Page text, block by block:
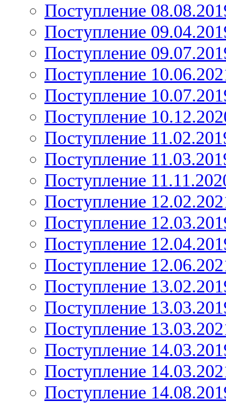
Поступление
Поступление
Поступление
Поступление
Поступление
Поступление
Поступление
Поступление
Поступление
Поступление
Поступление
Поступление
Поступление
Поступление
Поступление
Поступление
Поступление
Поступление
Поступление